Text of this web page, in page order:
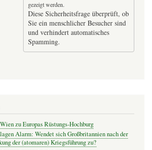
gezeigt werden.
Diese Sicherheitsfrage überprüft, ob
Sie ein menschlicher Besucher sind
und verhindert automatisches
Spamming.
zu Europas Rüstungs-Hochburg
Alarm: Wendet sich Großbritannien nach der
der (atomaren) Kriegsführung zu?